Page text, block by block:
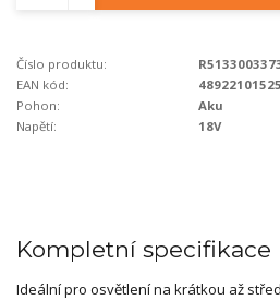
Číslo produktu:
EAN kód:
Pohon:
Aku
Napětí:
18V
Kompletní specifikace
Ideální pro osvětlení na krátkou až